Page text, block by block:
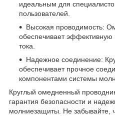
идеальным для
пользователей.
Высокая проводимость:
обеспечивает эффективную
тока.
Надежное соединение:
обеспечивает прочное
компонентами системы
Круглый омедненный
гарантия безопасности и
молниезащиты. Не забывайте,